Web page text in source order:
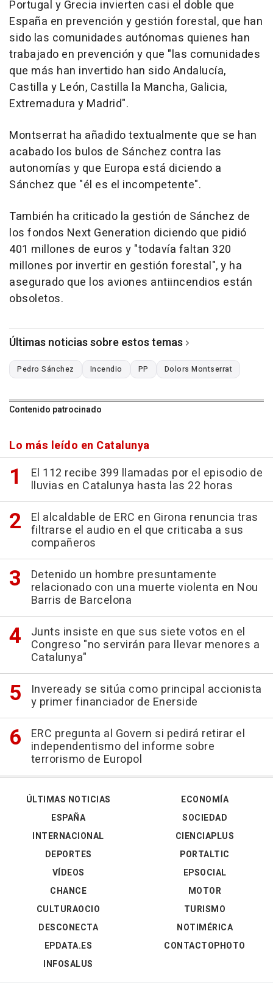
Portugal y Grecia invierten casi el doble que
España en prevención y gestión forestal, que han
sido las comunidades autónomas quienes han
trabajado en prevención y que "las comunidades
que más han invertido han sido Andalucía,
Castilla y León, Castilla la Mancha, Galicia,
Extremadura y Madrid".
Montserrat ha añadido textualmente que se han
acabado los bulos de Sánchez contra las
autonomías y que Europa está diciendo a
Sánchez que "él es el incompetente".
También ha criticado la gestión de Sánchez de
los fondos Next Generation diciendo que pidió
401 millones de euros y "todavía faltan 320
millones por invertir en gestión forestal", y ha
asegurado que los aviones antiincendios están
obsoletos.
Últimas noticias sobre estos temas
Pedro Sánchez Incendio PP Dolors Montserrat
Contenido patrocinado
Lo más leído en Catalunya
El 112 recibe 399 llamadas por el episodio de
lluvias en Catalunya hasta las 22 horas
El alcaldable de ERC en Girona renuncia tras
filtrarse el audio en el que criticaba a sus
compañeros
Detenido un hombre presuntamente
relacionado con una muerte violenta en Nou
Barris de Barcelona
Junts insiste en que sus siete votos en el
Congreso "no servirán para llevar menores a
Catalunya"
Inveready se sitúa como principal accionista
y primer financiador de Enerside
ERC pregunta al Govern si pedirá retirar el
independentismo del informe sobre
terrorismo de Europol
ÚLTIMAS NOTICIAS
ESPAÑA
INTERNACIONAL
DEPORTES
VÍDEOS
ECONOMÍA
SOCIEDAD
CIENCIAPLUS
PORTALTIC
EPSOCIAL
CHANCE
CULTURAOCIO
DESCONECTA
EPDATA.ES
INFOSALUS
MOTOR
TURISMO
NOTIMÉRICA
CONTACTOPHOTO